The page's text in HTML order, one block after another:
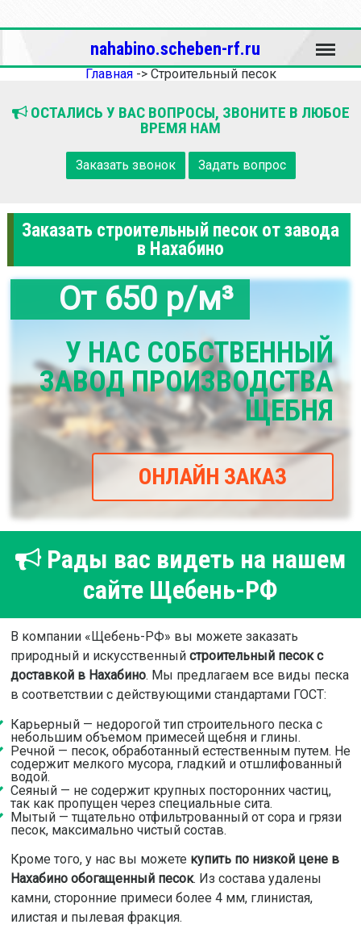
nahabino.scheben-rf.ru Меню
Главная-> Строительный песок
ОСТАЛИСЬ У ВАС ВОПРОСЫ, ЗВОНИТЕ В ЛЮБОЕ
ВРЕМЯ НАМ
Заказать звонок Задать вопрос
Заказать строительный песок от завода
в Нахабино
От 650 р/м³
У НАС СОБСТВЕННЫЙ
ЗАВОД ПРОИЗВОДСТВА
ЩЕБНЯ
ОНЛАЙН ЗАКАЗ
Рады вас видеть на нашем
сайте Щебень-РФ
В компании «Щебень-РФ» вы можете заказать
природный и искусственный строительный песок с
доставкой в Нахабино. Мы предлагаем все виды песка
в соответствии с действующими стандартами ГОСТ:
Карьерный — недорогой тип строительного песка с
небольшим объемом примесей щебня и глины.
Речной — песок, обработанный естественным путем. Не
содержит мелкого мусора, гладкий и отшлифованный
водой.
Сеяный — не содержит крупных посторонних частиц,
так как пропущен через специальные сита.
Мытый — тщательно отфильтрованный от сора и грязи
песок, максимально чистый состав.
Кроме того, у нас вы можете купить по низкой цене в
Нахабино обогащенный песок. Из состава удалены
камни, сторонние примеси более 4 мм, глинистая,
илистая и пылевая фракция.